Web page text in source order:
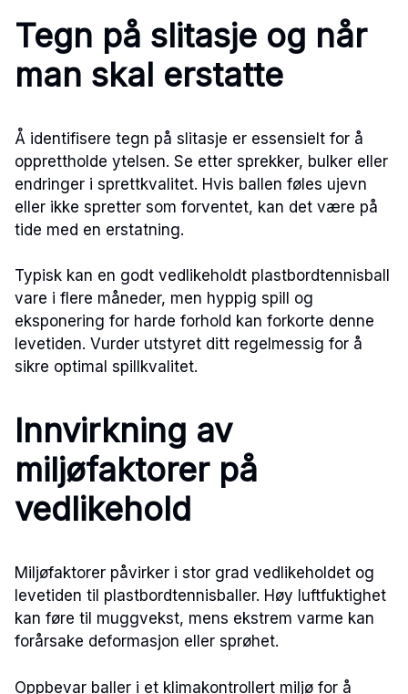
Tegn på slitasje og når
man skal erstatte
Å identifisere tegn på slitasje er essensielt for å
opprettholde ytelsen. Se etter sprekker, bulker eller
endringer i sprettkvalitet. Hvis ballen føles ujevn
eller ikke spretter som forventet, kan det være på
tide med en erstatning.
Typisk kan en godt vedlikeholdt plastbordtennisball
vare i flere måneder, men hyppig spill og
eksponering for harde forhold kan forkorte denne
levetiden. Vurder utstyret ditt regelmessig for å
sikre optimal spillkvalitet.
Innvirkning av
miljøfaktorer på
vedlikehold
Miljøfaktorer påvirker i stor grad vedlikeholdet og
levetiden til plastbordtennisballer. Høy luftfuktighet
kan føre til muggvekst, mens ekstrem varme kan
forårsake deformasjon eller sprøhet.
Oppbevar baller i et klimakontrollert miljø for å